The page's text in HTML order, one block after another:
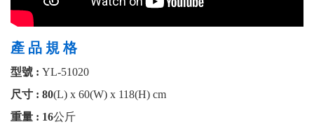
產 品 規 格
型號 : YL-51020
尺寸 : 80(L) x 60(W) x 118(H) cm
重量 : 16公斤